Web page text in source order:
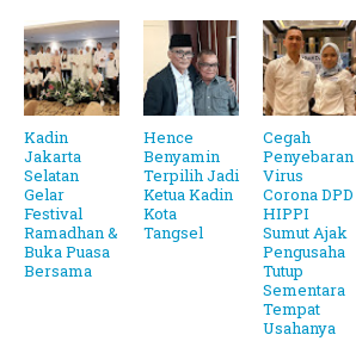
Kadin
Jakarta
Selatan
Gelar
Festival
Ramadhan &
Buka Puasa
Bersama
Hence
Benyamin
Terpilih Jadi
Ketua Kadin
Kota
Tangsel
Cegah
Penyebaran
Virus
Corona DPD
HIPPI
Sumut Ajak
Pengusaha
Tutup
Sementara
Tempat
Usahanya